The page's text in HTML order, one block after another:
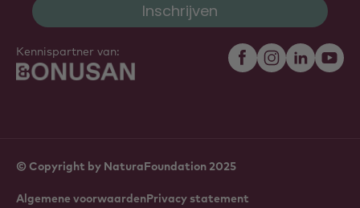
Inschrijven
Kennispartner van:
© Copyright by NaturaFoundation 2025
Algemene voorwaardenPrivacy statement